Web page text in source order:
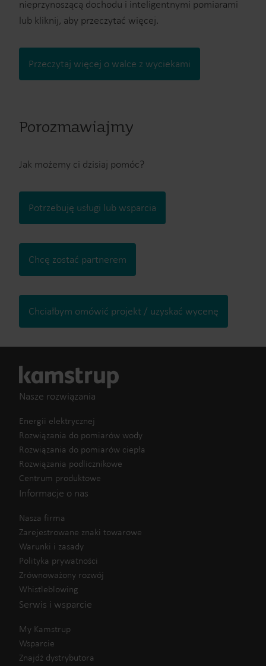
nieprzynoszącą dochodu i inteligentnymi pomiarami
lub kliknij, aby przeczytać więcej.
Przeczytaj więcej o walce z wyciekami
Porozmawiajmy
Jak możemy ci dzisiaj pomóc?
Potrzebuję usługi lub wsparcia
Chcę zostać partnerem
Chciałbym omówić projekt / uzyskać wycenę
Nasze rozwiązania
Energii elektrycznej
Rozwiązania do pomiarów wody
Rozwiązania do pomiarów ciepła
Rozwiązania podlicznikowe
Centrum produktowe
Informacje o nas
Nasza firma
Zarejestrowane znaki towarowe
Warunki i zasady
Polityka prywatności
Zrównoważony rozwój
Whistleblowing
Serwis i wsparcie
My Kamstrup
Wsparcie
Znajdź dystrybutora